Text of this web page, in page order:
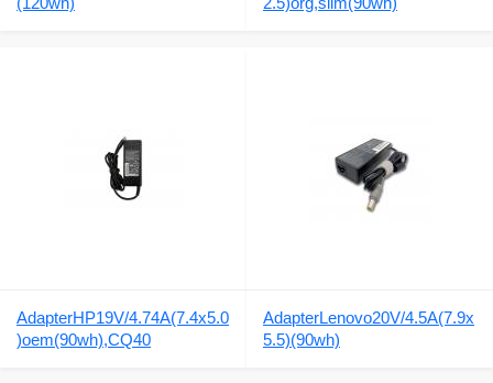
AdapterHP19V/4.74A(7.4x5.0
)oem(90wh),CQ40
AdapterLenovo20V/4.5A(7.9x
5.5)(90wh)